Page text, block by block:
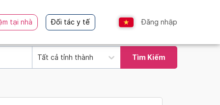
tại nhà Đối tác y tế Đăng nhập
Tất cả tỉnh thành Tìm Kiếm